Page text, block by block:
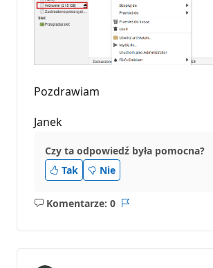
Pozdrawiam
Janek
Czy ta odpowiedź była pomocna?
Tak
Nie
Komentarze: 0
Brak